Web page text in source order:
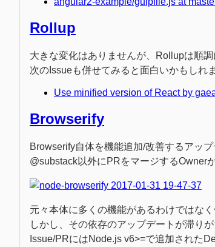
Rollup
大きな変化はありませんが、Rollupは順調
次のIssueも併せてみると面白いかもしれ
Use minified version of React by
Browserify
Browserify自体を機能追加/改善するアッ
@substack以外にPRをマージするOwner
元々本体に多くの機能があるわけではな
しかし、その依存のアップデートが滞りが
Issue/PRにはNode.js v6>=で追加された